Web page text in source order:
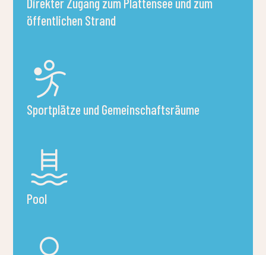
An den vorgesehenen Feuerstellen können Gruppen das
genießen, wodurch unvergessliche Momente für
Klassenfahrten entstehen. Für das Kochen benötigte
Ausrüstung – Kessel und Ständer – kann vor Ort gemietet
Aktivität kann unter Aufsicht der Lehrkräfte sicher
organisiert werden.
So erhalten Sie schnell ein genaues